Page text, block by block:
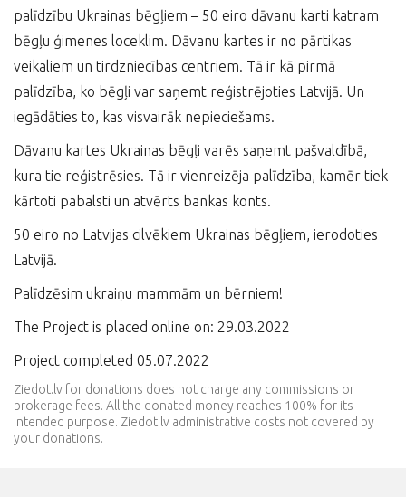
palīdzību Ukrainas bēgļiem – 50 eiro dāvanu karti katram
bēgļu ģimenes loceklim. Dāvanu kartes ir no pārtikas
veikaliem un tirdzniecības centriem. Tā ir kā pirmā
palīdzība, ko bēgļi var saņemt reģistrējoties Latvijā. Un
iegādāties to, kas visvairāk nepieciešams.
Dāvanu kartes Ukrainas bēgļi varēs saņemt pašvaldībā,
kura tie reģistrēsies. Tā ir vienreizēja palīdzība, kamēr tiek
kārtoti pabalsti un atvērts bankas konts.
50 eiro no Latvijas cilvēkiem Ukrainas bēgļiem, ierodoties
Latvijā.
Palīdzēsim ukraiņu mammām un bērniem!
The Project is placed online on: 29.03.2022
Project completed 05.07.2022
Ziedot.lv for donations does not charge any commissions or
brokerage fees. All the donated money reaches 100% for its
intended purpose. Ziedot.lv administrative costs not covered by
your donations.